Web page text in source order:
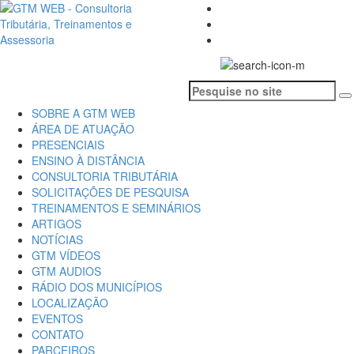
SOBRE A GTM WEB
ÁREA DE ATUAÇÃO
PRESENCIAIS
ENSINO À DISTÂNCIA
CONSULTORIA TRIBUTÁRIA
SOLICITAÇÕES DE PESQUISA
TREINAMENTOS E SEMINÁRIOS
ARTIGOS
NOTÍCIAS
GTM VÍDEOS
GTM AUDIOS
RÁDIO DOS MUNICÍPIOS
LOCALIZAÇÃO
EVENTOS
CONTATO
PARCEIROS